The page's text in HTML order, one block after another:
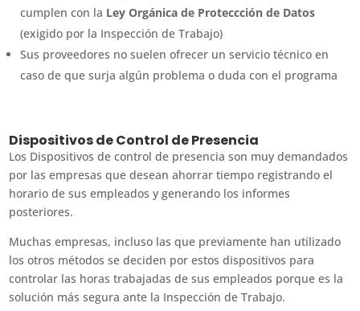
cumplen con la Ley Orgánica de Proteccción de Datos
(exigido por la Inspección de Trabajo)
Sus proveedores no suelen ofrecer un servicio técnico en
caso de que surja algún problema o duda con el programa
Dispositivos de Control de Presencia
Los Dispositivos de control de presencia son muy demandados
por las empresas que desean ahorrar tiempo registrando el
horario de sus empleados y generando los informes
posteriores.
Muchas empresas, incluso las que previamente han utilizado
los otros métodos se deciden por estos dispositivos para
controlar las horas trabajadas de sus empleados porque es la
solución más segura ante la Inspección de Trabajo.